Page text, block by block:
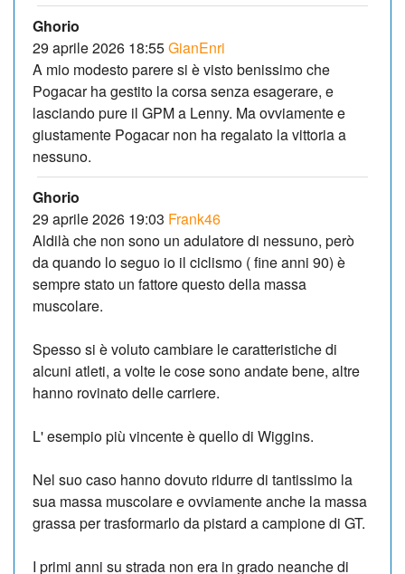
Ghorio
29 aprile 2026 18:55GianEnri
A mio modesto parere si è visto benissimo che
Pogacar ha gestito la corsa senza esagerare, e
lasciando pure il GPM a Lenny. Ma ovviamente e
giustamente Pogacar non ha regalato la vittoria a
nessuno.
Ghorio
29 aprile 2026 19:03 Frank46
Aldilà che non sono un adulatore di nessuno, però
da quando lo seguo io il ciclismo ( fine anni 90) è
sempre stato un fattore questo della massa
muscolare.
Spesso si è voluto cambiare le caratteristiche di
alcuni atleti, a volte le cose sono andate bene, altre
hanno rovinato delle carriere.
L' esempio più vincente è quello di Wiggins.
Nel suo caso hanno dovuto ridurre di tantissimo la
sua massa muscolare e ovviamente anche la massa
grassa per trasformarlo da pistard a campione di GT.
I primi anni su strada non era in grado neanche di